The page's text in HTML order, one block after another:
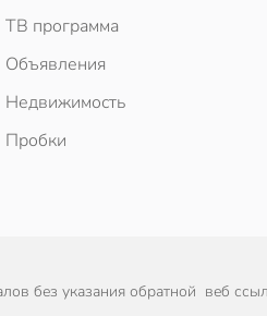
ТВ программа
Объявления
Недвижимость
Пробки
без указания обратной веб